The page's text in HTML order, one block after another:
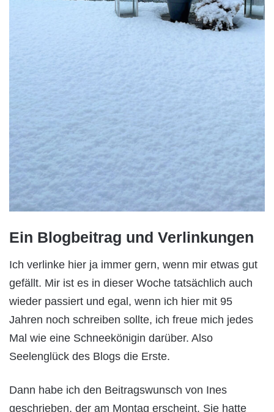
Ein Blogbeitrag und Verlinkungen
Ich verlinke hier ja immer gern, wenn mir etwas gut
gefällt. Mir ist es in dieser Woche tatsächlich auch
wieder passiert und egal, wenn ich hier mit 95
Jahren noch schreiben sollte, ich freue mich jedes
Mal wie eine Schneekönigin darüber. Also
Seelenglück des Blogs die Erste.
Dann habe ich den Beitragswunsch von Ines
geschrieben, der am Montag erscheint. Sie hatte